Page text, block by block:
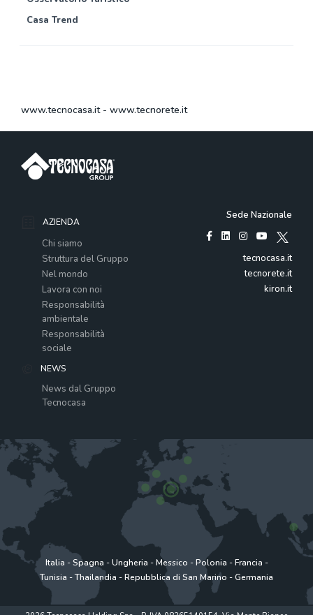
Casa Trend
www.tecnocasa.it- www.tecnorete.it
AZIENDA
Chi siamo
Struttura del Gruppo
Nel mondo
Lavora con noi
Responsabilità
ambientale
Responsabilità
sociale
NEWS
News dal Gruppo
Tecnocasa
Sede Nazionale
tecnocasa.it
tecnorete.it
kiron.it
Italia -Spagna -Ungheria -Messico -Polonia -Francia -
Tunisia -Thailandia -Repubblica di San Marino -Germania